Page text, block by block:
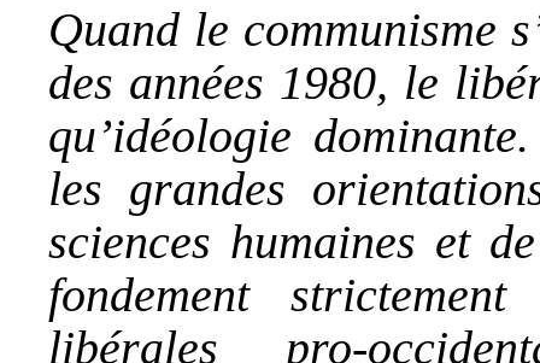
Quand le communisme
des années 1980, le
qu’idéologie
les grandes
sciences humaines et
fondement
libérales pro-